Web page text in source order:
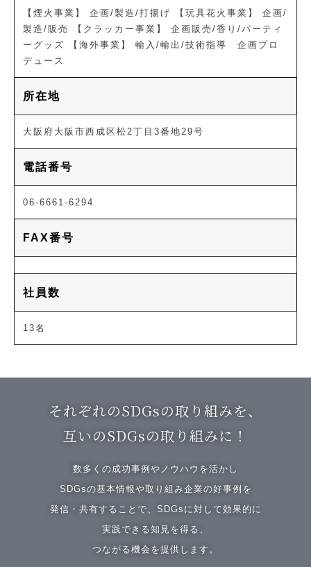
【煙火事業】 企画/製造/打揚げ 【玩具花火事業】 企画/
製造/販売 【クラッカー事業】 企画販売/香り/パーティ
ーグッズ 【海外事業】 輸入/輸出/技術指導 企画プロ
デュース
所在地
大阪府大阪市西成区松2丁目3番地29号
電話番号
06-6661-6294
FAX番号
社員数
13名
それぞれのSDGsの取り組みを、
互いのSDGsの取り組みに！
数多くの成功事例やノウハウを活かし
SDGsの基本情報や取り組み企業の好事例を
発信・共有することで、SDGsに対して効果的に
実践できる知見を得る、
つながる機会を提供します。